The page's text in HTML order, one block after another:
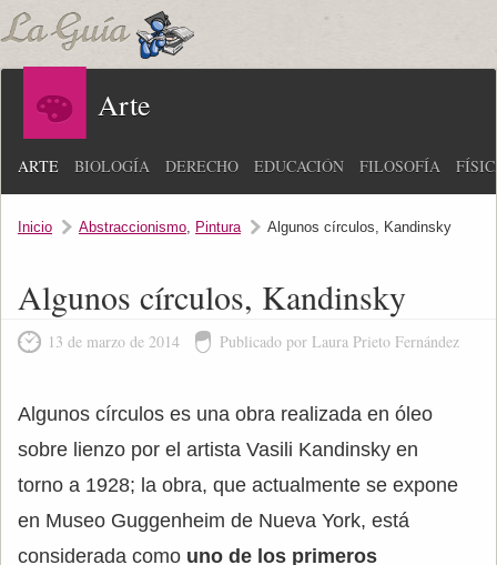
Arte
ARTE BIOLOGÍA DERECHO EDUCACIÓN FILOSOFÍA
Inicio Abstraccionismo, Pintura Algunos círculos, Kandinsky
Algunos círculos, Kandinsky
13 de marzo de 2014 Publicado por Laura Prieto Fernández
Algunos círculos es una obra realizada en óleo
sobre lienzo por el artista Vasili Kandinsky en
torno a 1928; la obra, que actualmente se expone
en Museo Guggenheim de Nueva York, está
considerada como uno de los primeros